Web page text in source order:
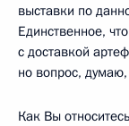
выставки по
Единственное,
с доставкой
но вопрос,
Как Вы